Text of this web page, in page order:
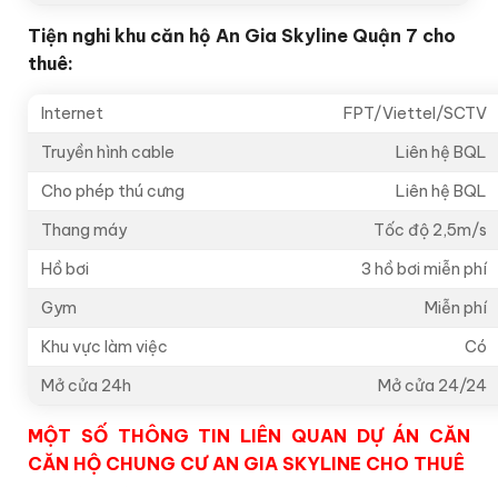
Tiện nghi khu căn hộ An Gia Skyline Quận 7 cho
thuê:
Internet
FPT/Viettel/SCTV
Truyền hình cable
Liên hệ BQL
Cho phép thú cưng
Liên hệ BQL
Thang máy
Tốc độ 2,5m/s
Hồ bơi
3 hồ bơi miễn phí
Gym
Miễn phí
Khu vực làm việc
Có
Mở cửa 24h
Mở cửa 24/24
MỘT SỐ THÔNG TIN LIÊN QUAN DỰ ÁN CĂN
CĂN HỘ CHUNG CƯ AN GIA SKYLINE CHO THUÊ